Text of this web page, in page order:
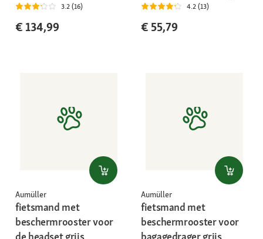
3.2 (16)
€ 134,99
4.2 (13)
€ 55,79
Aumüller
fietsmand met
beschermrooster voor
Aumüller
fietsmand met
beschermrooster voor